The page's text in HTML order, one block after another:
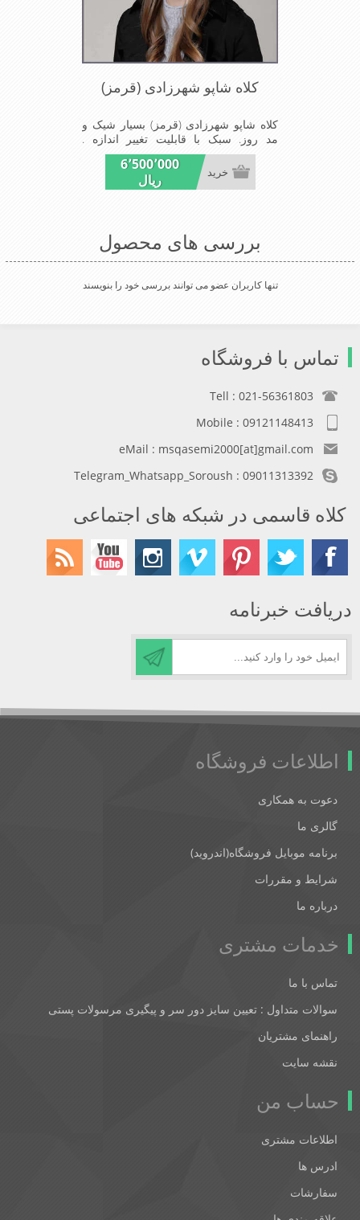
کلاه شاپو شهرزادی (قرمز)
کلاه شاپو شهرزادی (قرمز) بسیار شیک و
مد روز. سبک با قابلیت تغییر اندازه .
مناسب میهمانی ها و مجالس
6٬500٬000
ریال
خرید
بررسی های محصول
تنها کاربران عضو می توانند بررسی خود را بنویسند
تماس با فروشگاه
Tell : 021-56361803
Mobile : 09121148413
eMail : msqasemi2000[at]gmail.com
Telegram_Whatsapp_Soroush : 09011313392
کلاه قاسمی در شبکه های اجتماعی
دریافت خبرنامه
اطلاعات فروشگاه
دعوت به همکاری
گالری ما
برنامه موبایل فروشگاه(اندروید)
شرایط و مقررات
درباره ما
خدمات مشتری
تماس با ما
سوالات متداول : تعیین سایز دور سر و پیگیری مرسولات پستی
راهنمای مشتریان
نقشه سایت
حساب من
اطلاعات مشتری
ادرس ها
سفارشات